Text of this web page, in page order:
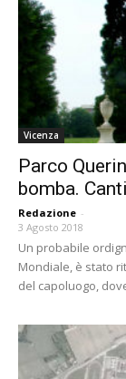
Vicenza
Parco
bomba.
Redazione -
3 Agosto 2018
Un probabile
Mondiale, è stato
del capoluogo,